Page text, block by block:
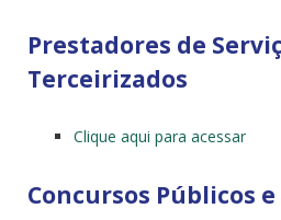
Prestadores de
Terceirizados
Clique aqui para acessar
Concursos Públicos e